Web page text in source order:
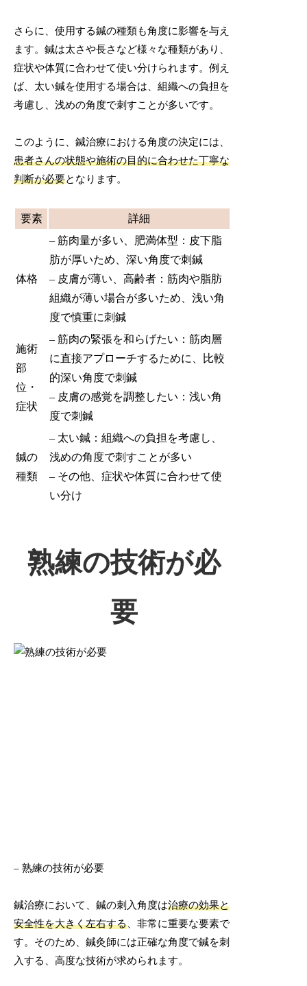
さらに、使用する鍼の種類も角度に影響を与え
ます。鍼は太さや長さなど様々な種類があり、
症状や体質に合わせて使い分けられます。例え
ば、太い鍼を使用する場合は、組織への負担を
考慮し、浅めの角度で刺すことが多いです。
このように、鍼治療における角度の決定には、
患者さんの状態や施術の目的に合わせた丁寧な
判断が必要となります。
要素 詳細
体格
– 筋肉量が多い、肥満体型：皮下脂
肪が厚いため、深い角度で刺鍼
– 皮膚が薄い、高齢者：筋肉や脂肪
組織が薄い場合が多いため、浅い角
度で慎重に刺鍼
施術
部
位・
症状
– 筋肉の緊張を和らげたい：筋肉層
に直接アプローチするために、比較
的深い角度で刺鍼
– 皮膚の感覚を調整したい：浅い角
度で刺鍼
鍼の
種類
– 太い鍼：組織への負担を考慮し、
浅めの角度で刺すことが多い
– その他、症状や体質に合わせて使
い分け
熟練の技術が必
要
– 熟練の技術が必要
鍼治療において、鍼の刺入角度は治療の効果と
安全性を大きく左右する 、非常に重要な要素で
す。そのため、鍼灸師には正確な角度で鍼を刺
入する、高度な技術が求められます。